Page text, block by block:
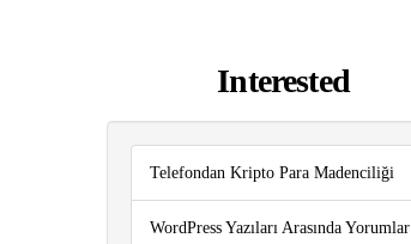
Interested
Telefondan Kripto Para Madenciliği
WordPress Yazıları Arasında Yorumlar